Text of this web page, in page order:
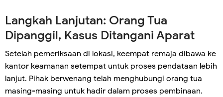
Langkah Lanjutan: Orang Tua
Dipanggil, Kasus Ditangani Aparat
Setelah pemeriksaan di lokasi, keempat remaja dibawa ke
kantor keamanan setempat untuk proses pendataan lebih
lanjut. Pihak berwenang telah menghubungi orang tua
masing-masing untuk hadir dalam proses pembinaan.